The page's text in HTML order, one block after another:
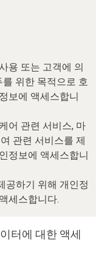
용 또는 고객에 의
위한 목적으로 호
보에 액세스합니
어 관련 서비스, 마
관련 서비스를 제
정보에 액세스합니
공하기 위해 개인정
세스합니다.
터에 대한 액세